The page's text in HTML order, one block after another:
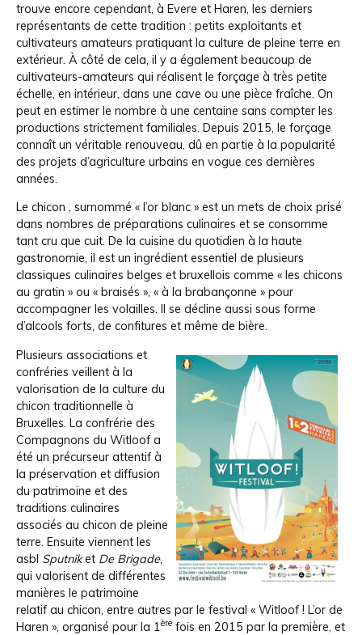
trouve encore cependant, à Evere et Haren, les derniers
représentants de cette tradition : petits exploitants et
cultivateurs amateurs pratiquant la culture de pleine terre en
extérieur. À côté de cela, il y a également beaucoup de
cultivateurs-amateurs qui réalisent le forçage à très petite
échelle, en intérieur, dans une cave ou une pièce fraîche. On
peut en estimer le nombre à une centaine sans compter les
productions strictement familiales. Depuis 2015, le forçage
connaît un véritable renouveau, dû en partie à la popularité
des projets d’agriculture urbains en vogue ces dernières
années.
Le chicon , surnommé « l’or blanc » est un mets de choix prisé
dans nombres de préparations culinaires et se consomme
tant cru que cuit. De la cuisine du quotidien à la haute
gastronomie, il est un ingrédient essentiel de plusieurs
classiques culinaires belges et bruxellois comme « les chicons
au gratin » ou « braisés », « à la brabançonne » pour
accompagner les volailles. Il se décline aussi sous forme
d’alcools forts, de confitures et même de bière.
Plusieurs associations et
confréries veillent à la
valorisation de la culture du
chicon traditionnelle à
Bruxelles. La confrérie des
Compagnons du Witloof a
été un précurseur attentif à
la préservation et diffusion
du patrimoine et des
traditions culinaires
associés au chicon de pleine
terre. Ensuite viennent les
asbl Sputniket De Brigade,
qui valorisent de différentes
manières le patrimoine
relatif au chicon, entre autres par le festival « Witloof ! L’or de
Haren », organisé pour la 1ère fois en 2015 par la première, et